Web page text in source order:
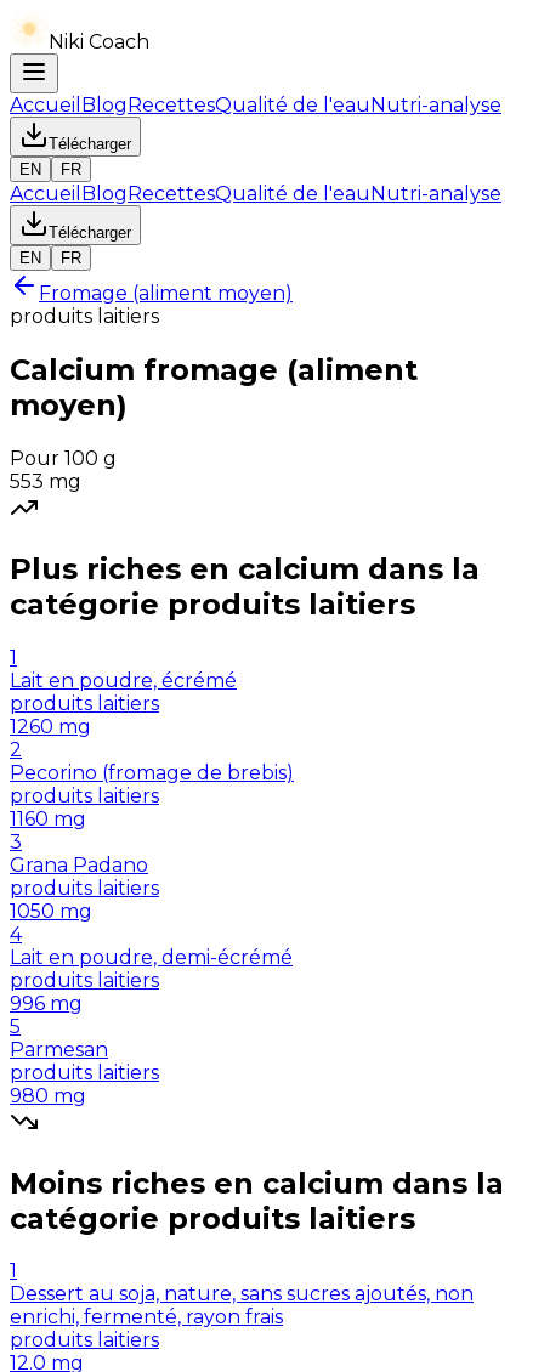
Niki Coach
Accueil BlogRecettesQualité de l'eauNutri-analyse
Télécharger
EN
FR
Accueil BlogRecettesQualité de l'eauNutri-analyse
Télécharger
EN
FR
Fromage (aliment moyen)
produits laitiers
Calcium fromage (aliment
moyen)
Pour 100 g
553 mg
Plus riches en calcium dans la
catégorie produits laitiers
1
Lait en poudre, écrémé
produits laitiers
1260 mg
2
Pecorino (fromage de brebis)
produits laitiers
1160 mg
3
Grana Padano
produits laitiers
1050 mg
4
Lait en poudre, demi-écrémé
produits laitiers
996 mg
5
Parmesan
produits laitiers
980 mg
Moins riches en calcium dans la
catégorie produits laitiers
1
Dessert au soja, nature, sans sucres ajoutés, non
enrichi, fermenté, rayon frais
produits laitiers
12.0 mg